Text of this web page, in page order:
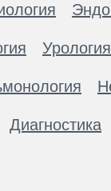
Урология
Диагностика